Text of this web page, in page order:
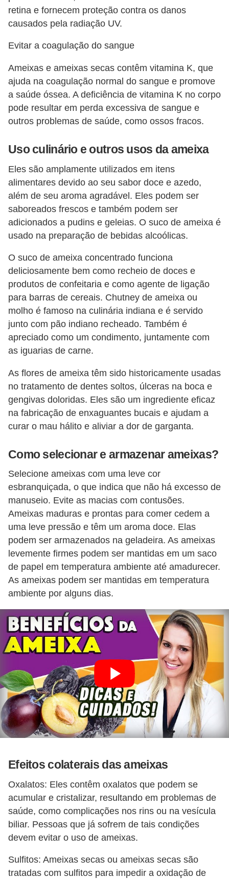
retina e fornecem proteção contra os danos
causados ​​pela radiação UV.
Evitar a coagulação do sangue
Ameixas e ameixas secas contêm vitamina K, que
ajuda na coagulação normal do sangue e promove
a saúde óssea. A deficiência de vitamina K no corpo
pode resultar em perda excessiva de sangue e
outros problemas de saúde, como ossos fracos.
Uso culinário e outros usos da ameixa
Eles são amplamente utilizados em itens
alimentares devido ao seu sabor doce e azedo,
além de seu aroma agradável. Eles podem ser
saboreados frescos e também podem ser
adicionados a pudins e geleias. O suco de ameixa é
usado na preparação de bebidas alcoólicas.
O suco de ameixa concentrado funciona
deliciosamente bem como recheio de doces e
produtos de confeitaria e como agente de ligação
para barras de cereais. Chutney de ameixa ou
molho é famoso na culinária indiana e é servido
junto com pão indiano recheado. Também é
apreciado como um condimento, juntamente com
as iguarias de carne.
As flores de ameixa têm sido historicamente usadas
no tratamento de dentes soltos, úlceras na boca e
gengivas doloridas. Eles são um ingrediente eficaz
na fabricação de enxaguantes bucais e ajudam a
curar o mau hálito e aliviar a dor de garganta.
Como selecionar e armazenar ameixas?
Selecione ameixas com uma leve cor
esbranquiçada, o que indica que não há excesso de
manuseio. Evite as macias com contusões.
Ameixas maduras e prontas para comer cedem a
uma leve pressão e têm um aroma doce. Elas
podem ser armazenados na geladeira. As ameixas
levemente firmes podem ser mantidas em um saco
de papel em temperatura ambiente até amadurecer.
As ameixas podem ser mantidas em temperatura
ambiente por alguns dias.
Efeitos colaterais das ameixas
Oxalatos: Eles contêm oxalatos que podem se
acumular e cristalizar, resultando em problemas de
saúde, como complicações nos rins ou na vesícula
biliar. Pessoas que já sofrem de tais condições
devem evitar o uso de ameixas.
Sulfitos: Ameixas secas ou ameixas secas são
tratadas com sulfitos para impedir a oxidação de